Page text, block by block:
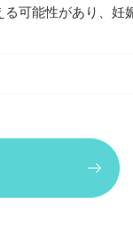
可能性があり、妊